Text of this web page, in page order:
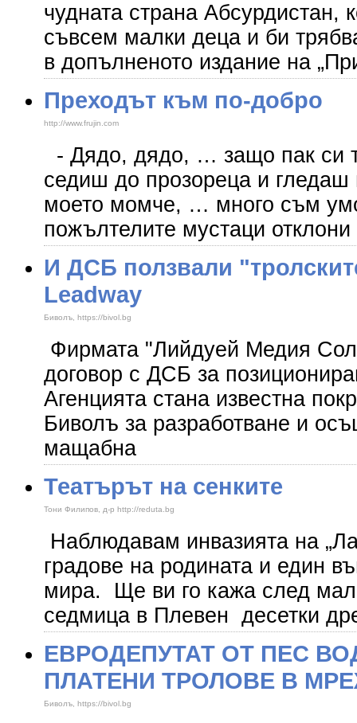
чудната страна Абсурдистан,
съвсем малки деца и би
в допълненото издание на
Преходът към по-добро
http://www.frujin.com
- Дядо, дядо, … защо пак си
седиш до прозореца и
моето момче, … много съм
пожълтелите мустаци отклони
И ДСБ ползвали
Leadway
Биволъ, https://bivol.bg
Фирмата "Лийдуей Медия
договор с ДСБ за
Агенцията стана известна
Биволъ за разработване и
мащабна
Театърът на сенките
Тони Филипов, д-р http://reduta.bg
Наблюдавам инвазията на
градове на родината и един
мира. Ще ви го кажа след
седмица в Плевен десетки
ЕВРОДЕПУТАТ ОТ ПЕС
ПЛАТЕНИ ТРОЛОВЕ В
Биволъ, https://bivol.bg